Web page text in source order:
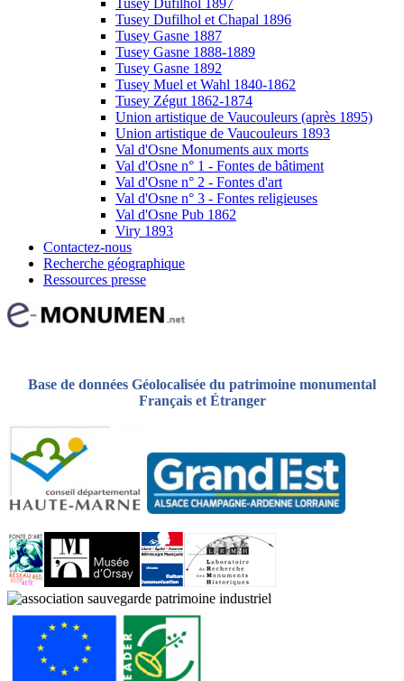
Tusey Dufilhol et Chapal 1896
Tusey Gasne 1887
Tusey Gasne 1888-1889
Tusey Gasne 1892
Tusey Muel et Wahl 1840-1862
Tusey Zégut 1862-1874
Union artistique de Vaucouleurs (après 1895)
Union artistique de Vaucouleurs 1893
Val d'Osne Monuments aux morts
Val d'Osne n° 1 - Fontes de bâtiment
Val d'Osne n° 2 - Fontes d'art
Val d'Osne n° 3 - Fontes religieuses
Val d'Osne Pub 1862
Viry 1893
Contactez-nous
Recherche géographique
Ressources presse
Base de données Géolocalisée du patrimoine monumental
Français et Étranger